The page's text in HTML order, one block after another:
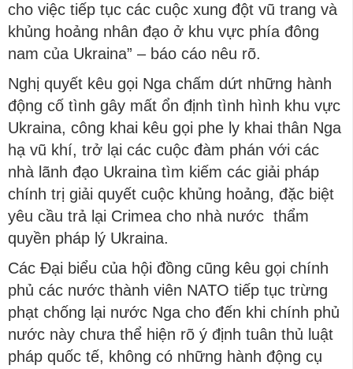
cho việc tiếp tục các cuộc xung đột vũ trang và
khủng hoảng nhân đạo ở khu vực phía đông
nam của Ukraina” – báo cáo nêu rõ.
Nghị quyết kêu gọi Nga chấm dứt những hành
động cố tình gây mất ổn định tình hình khu vực
Ukraina, công khai kêu gọi phe ly khai thân Nga
hạ vũ khí, trở lại các cuộc đàm phán với các
nhà lãnh đạo Ukraina tìm kiếm các giải pháp
chính trị giải quyết cuộc khủng hoảng, đặc biệt
yêu cầu trả lại Crimea cho nhà nước thẩm
quyền pháp lý Ukraina.
Các Đại biểu của hội đồng cũng kêu gọi chính
phủ các nước thành viên NATO tiếp tục trừng
phạt chống lại nước Nga cho đến khi chính phủ
nước này chưa thể hiện rõ ý định tuân thủ luật
pháp quốc tế, không có những hành động cụ